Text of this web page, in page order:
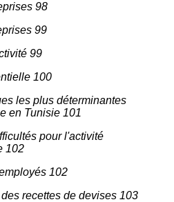
98
99
99
100
les plus déterminantes
en Tunisie 101
pour l'activité
102
102
recettes de devises 103